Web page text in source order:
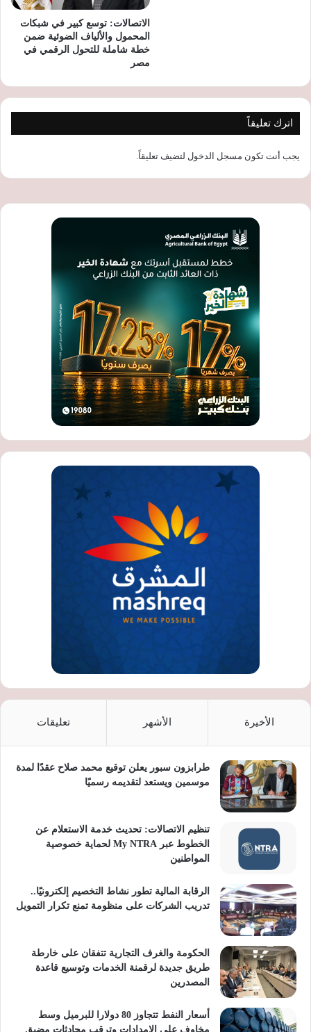
الاتصالات: توسع كبير في شبكات
المحمول والألياف الضوئية ضمن
خطة شاملة للتحول الرقمي في
مصر
اترك تعليقاً
يجب أنت تكون مسجل الدخول لتضيف تعليقاً.
الأخيرة الأشهر تعليقات
طرابزون سبور يعلن توقيع محمد صلاح عقدًا لمدة
موسمين ويستعد لتقديمه رسميًا
تنظيم الاتصالات: تحديث خدمة الاستعلام عن
الخطوط عبر My NTRA لحماية خصوصية
المواطنين
الرقابة المالية تطور نشاط التخصيم إلكترونيًا..
تدريب الشركات على منظومة تمنع تكرار التمويل
الحكومة والغرف التجارية تتفقان على خارطة
طريق جديدة لرقمنة الخدمات وتوسيع قاعدة
المصدرين
أسعار النفط تتجاوز 80 دولارا للبرميل وسط
مخاوف على الإمدادات وترقب محادثات مضيق